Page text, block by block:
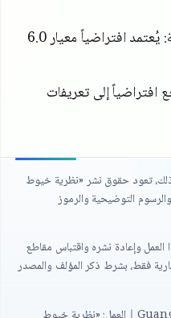
يُعتمد افتراضياً معيار6.0
افتراضياً إلى تعريفات
تعود حقوق نشر «نظرية خيوط
التوضيحية والرموز
وإعادة نشره واقتباس مقاطع
فقط، بشرط ذكر المؤلف والمصدر